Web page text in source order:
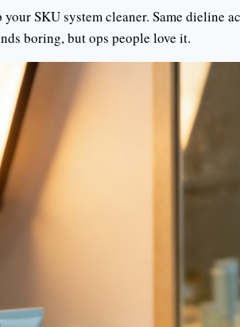
SKU system cleaner. Same dieline
boring, but ops people love it.